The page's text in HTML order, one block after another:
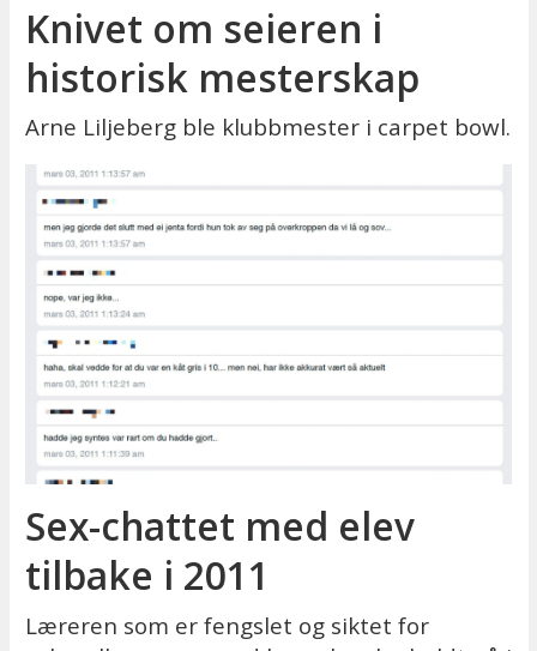
Knivet om seieren i
historisk mesterskap
Arne Liljeberg ble klubbmester i carpet bowl.
Sex-chattet med elev
tilbake i 2011
Læreren som er fengslet og siktet for